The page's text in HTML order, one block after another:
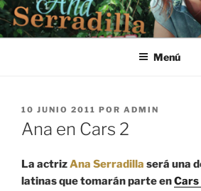
Saltar
al
contenido
Menú
PUBLICADO
EL
10 JUNIO 2011 POR ADMIN
Ana en Cars 2
La actrizAna Serradilla será una
latinas que tomarán parte enCars